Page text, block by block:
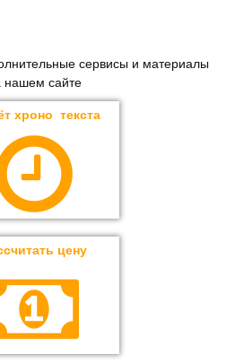
сервисы и материалы
нашем сайте
хроно текста
цену